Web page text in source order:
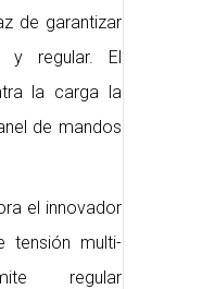
de garantizar
y regular. El
la carga la
de mandos
el innovador
tensión multi-
regular